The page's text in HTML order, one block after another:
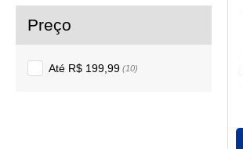
Até R$ 199,99 (10)